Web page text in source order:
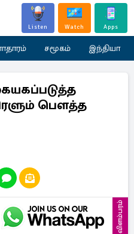
Listen Watch Apps
சமூகம் இந்தியா
பௌத்த
விளம்பரம்